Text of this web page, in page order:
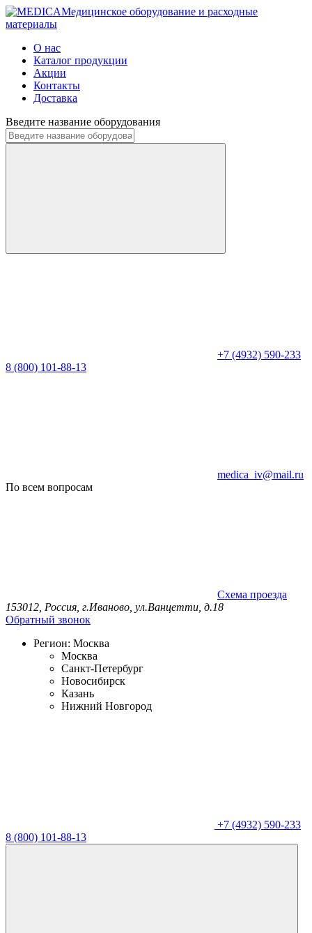
Медицинское оборудование и расходные
материалы
О нас
Каталог продукции
Акции
Контакты
Доставка
Введите название оборудования
+7 (4932) 590-233
8 (800) 101-88-13
medica_iv@mail.ru
По всем вопросам
Схема проезда
153012, Россия, г.Иваново, ул.Ванцетти, д.18
Обратный звонок
Регион: Москва
Москва
Санкт-Петербург
Новосибирск
Казань
Нижний Новгород
+7 (4932) 590-233
8 (800) 101-88-13